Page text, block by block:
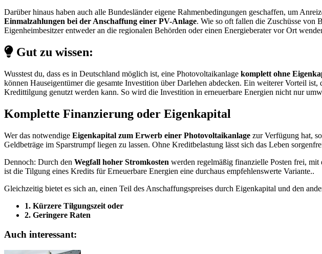
Darüber hinaus haben auch alle Bundesländer eigene Rahmenbedingungen geschaffen, um
Einmalzahlungen bei der Anschaffung einer PV-Anlage. Wie so oft fallen die Zuschüsse von
Eigenheimbesitzer entweder an die regionalen Behörden oder einen Energieberater vor Ort
Gut zu wissen:
Wusstest du, dass es in Deutschland möglich ist, eine Photovoltaikanlage komplett ohne
können Hauseigentümer die gesamte Investition über Darlehen abdecken. Ein weiterer Vorteil ist,
Kredittilgung genutzt werden kann. So wird die Investition in erneuerbare Energien nicht nur
Komplette Finanzierung oder Eigenkapital
Wer das notwendige Eigenkapital zum Erwerb einer Photovoltaikanlage zur Verfügung hat,
Geldbeträge im Sparstrumpf liegen zu lassen. Ohne Kreditbelastung lässt sich das Leben
Dennoch: Durch den Wegfall hoher Stromkosten werden regelmäßig finanzielle Posten frei,
ist die Tilgung eines Kredits für Erneuerbare Energien eine durchaus empfehlenswerte Variante..
Gleichzeitig bietet es sich an, einen Teil des Anschaffungspreises durch Eigenkapital und den
1. Kürzere Tilgungszeit oder
2. Geringere Raten
Auch interessant: